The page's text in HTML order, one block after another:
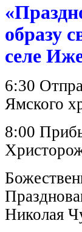
образу
селе
6:30
Ямского
8:00
Николая